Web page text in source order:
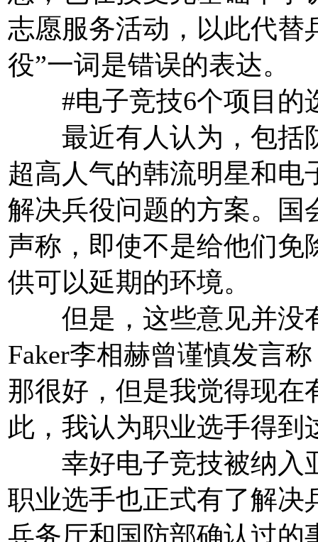
志愿服务活动，以此代替
役”一词是错误的表达。
#电子竞技6个项目的
最近有人认为，包括
超高人气的韩流明星和电
解决兵役问题的方案。国
声称，即使不是给他们免
供可以延期的环境。
但是，这些意见并没
Faker李相赫曾谨慎发言
那很好，但是我觉得现在
此，我认为职业选手得到
幸好电子竞技被纳入
职业选手也正式有了解决
兵务厅和国防部确认过的